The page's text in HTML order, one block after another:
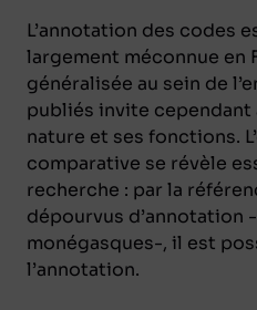
L’annotation des codes
largement méconnue en
généralisée au sein de
publiés invite cependant
nature et ses fonctions.
comparative se révèle
recherche : par la
dépourvus d’annotation
monégasques-, il est
l’annotation.